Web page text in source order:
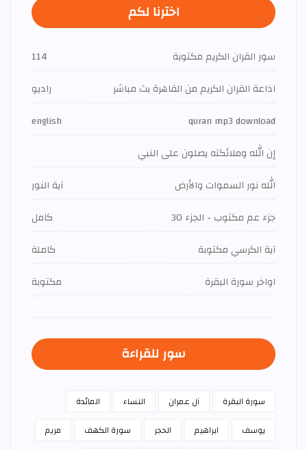
اخترنا لكم
سور القران الكريم مكتوبة
114
اذاعة القران الكريم من القاهرة بث مباشر
راديو
quran mp3 download
english
إن الله وملائكته يصلون على النبي
الله نور السموات والأرض
آية النور
جزء عم مكتوب - الجزء 30
كامل
آية الكرسي مكتوبة
كاملة
اواخر سورة البقرة
مكتوبة
سور للقراءة
سورة البقرة آل عمران النساء
المائدة
يوسف
ابراهيم الحجر سورة الكهف
مريم